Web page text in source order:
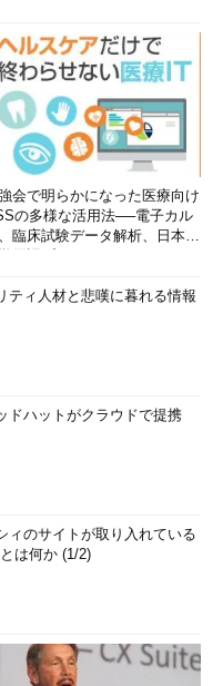
会で明らかになった医療向け
の多様な活用法──電子カル
臨床試験データ解析、日本語
ティ人材と悲嘆に暮れる情報
ドハットがクラウドで提携
ィのサイトが取り入れている
は何か (1/2)